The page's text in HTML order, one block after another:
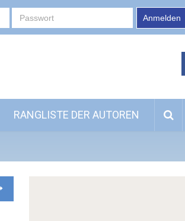
Anmelden
RANGLISTE DER AUTOREN